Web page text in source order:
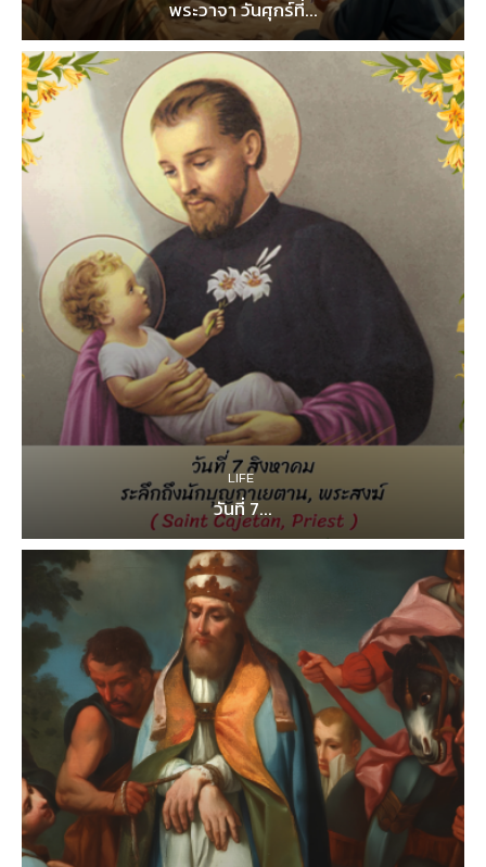
พระวาจา วันศุกร์ที่...
LIFE
วันที่ 7...